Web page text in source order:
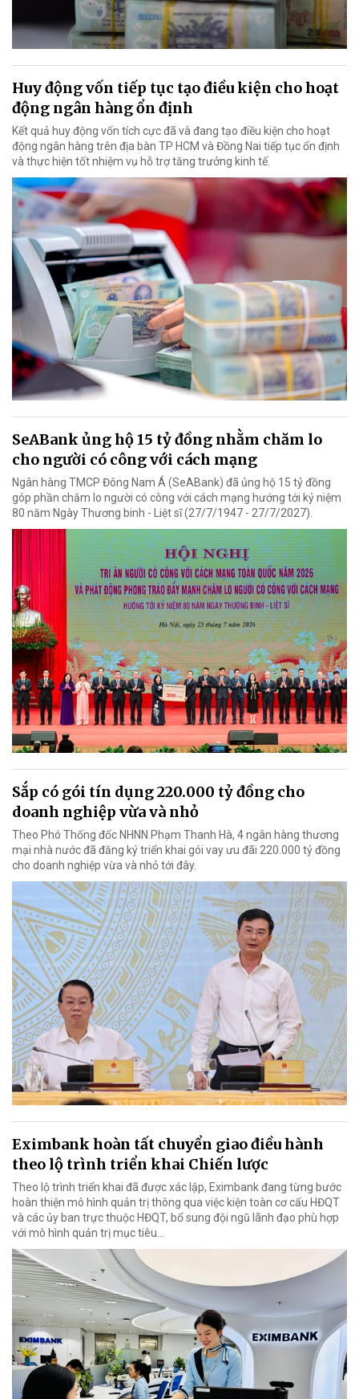
Huy động vốn tiếp tục tạo điều kiện cho hoạt
động ngân hàng ổn định
Kết quả huy động vốn tích cực đã và đang tạo điều kiện cho hoạt
động ngân hàng trên địa bàn TP HCM và Đồng Nai tiếp tục ổn định
và thực hiện tốt nhiệm vụ hỗ trợ tăng trưởng kinh tế.
SeABank ủng hộ 15 tỷ đồng nhằm chăm lo
cho người có công với cách mạng
Ngân hàng TMCP Đông Nam Á (SeABank) đã ủng hộ 15 tỷ đồng
góp phần chăm lo người có công với cách mạng hướng tới kỷ niệm
80 năm Ngày Thương binh - Liệt sĩ (27/7/1947 - 27/7/2027).
Sắp có gói tín dụng 220.000 tỷ đồng cho
doanh nghiệp vừa và nhỏ
Theo Phó Thống đốc NHNN Phạm Thanh Hà, 4 ngân hàng thương
mại nhà nước đã đăng ký triển khai gói vay ưu đãi 220.000 tỷ đồng
cho doanh nghiệp vừa và nhỏ tới đây.
Eximbank hoàn tất chuyển giao điều hành
theo lộ trình triển khai Chiến lược
Theo lộ trình triển khai đã được xác lập, Eximbank đang từng bước
hoàn thiện mô hình quản trị thông qua việc kiện toàn cơ cấu HĐQT
và các ủy ban trực thuộc HĐQT, bổ sung đội ngũ lãnh đạo phù hợp
với mô hình quản trị mục tiêu...